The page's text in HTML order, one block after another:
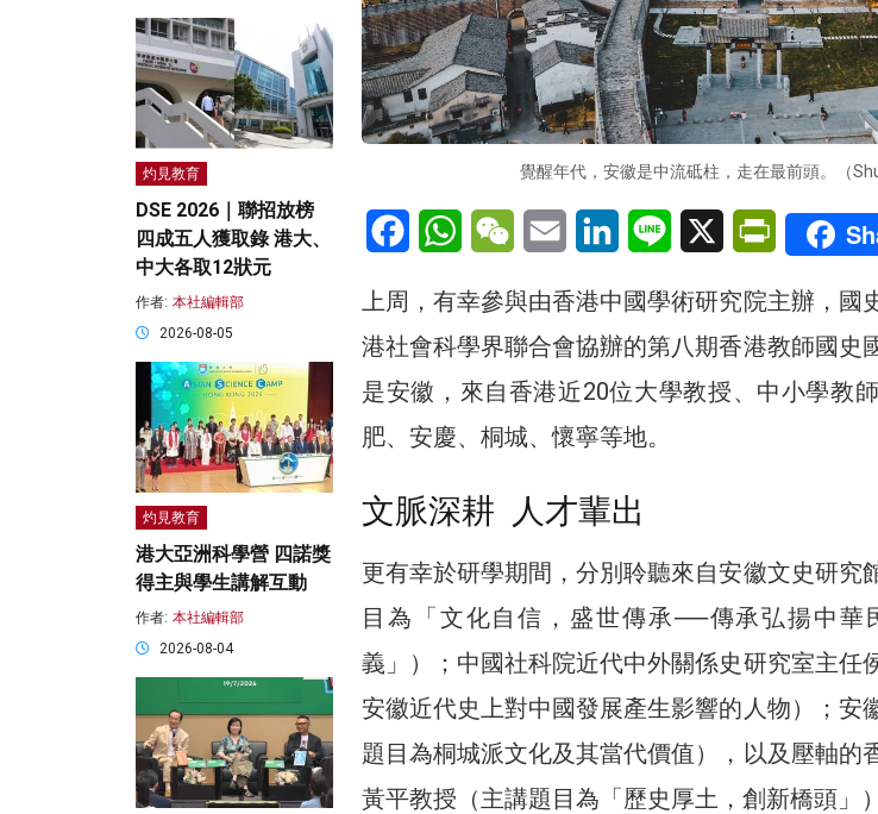
覺醒年代，安徽是中流砥柱，走在最前頭。（
FacebookWhatsAppWeChatEmail LinkedInLine X
上周，有幸參與由香港中國學術研究院主辦，國
港社會科學界聯合會協辦的第八期香港教師國史
是安徽，來自香港近20位大學教授、中小學教
肥、安慶、桐城、懷寧等地。
文脈深耕 人才輩出
更有幸於研學期間，分別聆聽來自安徽文史研究
目為「文化自信，盛世傳承──傳承弘揚中華
義」）；中國社科院近代中外關係史研究室主任
安徽近代史上對中國發展產生影響的人物）；安
題目為桐城派文化及其當代價值），以及壓軸的
黃平教授（主講題目為「歷史厚土，創新橋頭」
灼見教育
DSE 2026｜聯招放榜
四成五人獲取錄 港大、
中大各取12狀元
作者: 本社編輯部
2026-08-05
灼見教育
港大亞洲科學營 四諾獎
得主與學生講解互動
作者: 本社編輯部
2026-08-04